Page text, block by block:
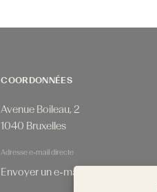
COORDONNÉES
Avenue Boileau, 2
1040 Bruxelles
Adresse e-mail directe
Envoyer un e-mail